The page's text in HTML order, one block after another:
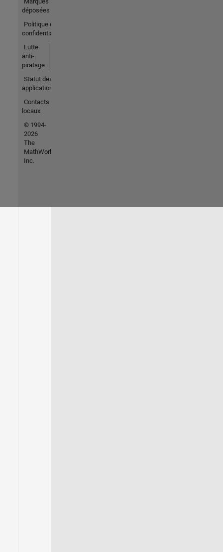
déposées
Politique de
confidentialité
Lutte
anti-
piratage
Statut des
applications
Contacts
locaux
© 1994-
2026
The
MathWorks,
Inc.